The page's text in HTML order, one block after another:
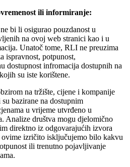
ili informiranje:
bi li osigurao pouzdanost u
na ovoj web stranici kao i u
Unatoč tome, RLI ne preuzima
ispravnost, potpunost,
dostupnost infromacija dostupnih na
su iste korištene.
na tržište, cijene i kompanije
bazirane na dostupnim
u vrijeme utvrđeno u
Analize društva mogu djelomično
direktno iz odgovarajućih izvora
izričito isključujemo bilo kakvu
ili trenutno pojavljivanje